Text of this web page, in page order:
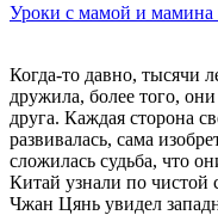
Уроки с мамой и мамина
Когда-то давно, тысячи
дружила, более того,
друга. Каждая сторона
развивалась, сама
сложилась судьба, что
Китай узнали по чистой
Чжан Цянь увидел